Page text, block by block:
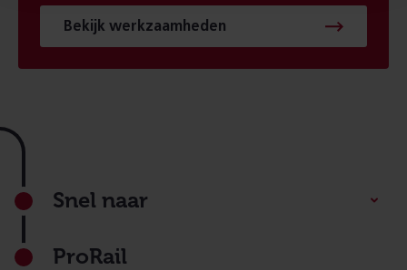
Bekijk werkzaamheden
Footer
Snel naar
ProRail